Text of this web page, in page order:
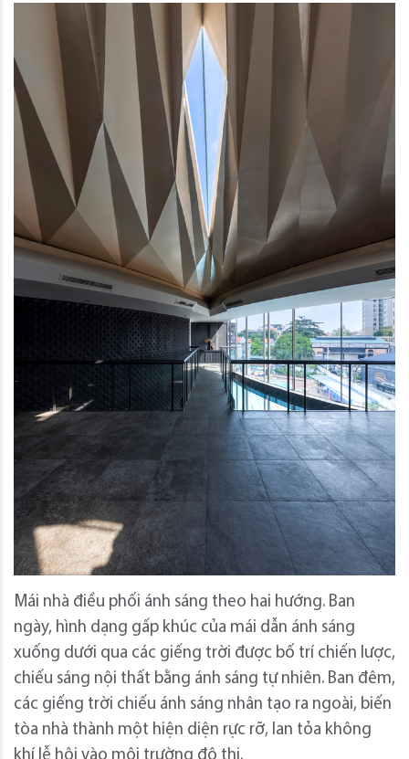
Mái nhà điều phối ánh sáng theo hai hướng. Ban
ngày, hình dạng gấp khúc của mái dẫn ánh sáng
xuống dưới qua các giếng trời được bố trí chiến lược,
chiếu sáng nội thất bằng ánh sáng tự nhiên. Ban đêm,
các giếng trời chiếu ánh sáng nhân tạo ra ngoài, biến
tòa nhà thành một hiện diện rực rỡ, lan tỏa không
khí lễ hội vào môi trường đô thị.